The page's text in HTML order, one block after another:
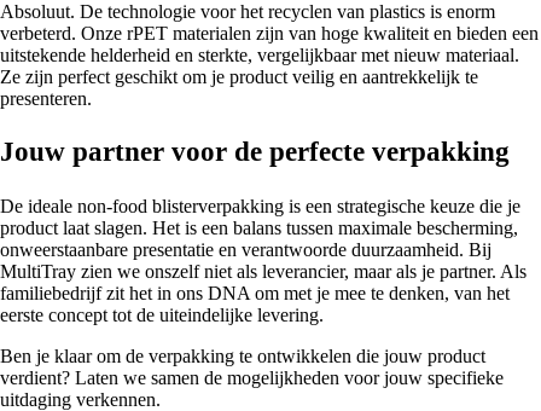
Absoluut. De technologie voor het recyclen van plastics is enorm
verbeterd. Onze rPET materialen zijn van hoge kwaliteit en bieden een
uitstekende helderheid en sterkte, vergelijkbaar met nieuw materiaal.
Ze zijn perfect geschikt om je product veilig en aantrekkelijk te
presenteren.
Jouw partner voor de perfecte verpakking
De ideale non-food blisterverpakking is een strategische keuze die je
product laat slagen. Het is een balans tussen maximale bescherming,
onweerstaanbare presentatie en verantwoorde duurzaamheid. Bij
MultiTray zien we onszelf niet als leverancier, maar als je partner. Als
familiebedrijf zit het in ons DNA om met je mee te denken, van het
eerste concept tot de uiteindelijke levering.
Ben je klaar om de verpakking te ontwikkelen die jouw product
verdient? Laten we samen de mogelijkheden voor jouw specifieke
uitdaging verkennen.